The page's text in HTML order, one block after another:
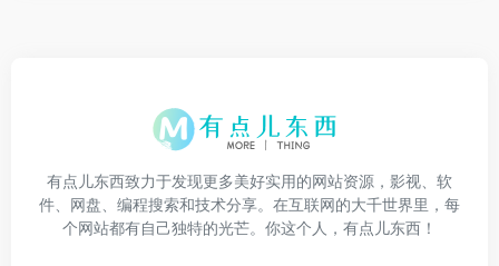
有点儿东西致力于发现更多美好实用的网站资源，影视、软
件、网盘、编程搜索和技术分享。在互联网的大千世界里，每
个网站都有自己独特的光芒。你这个人，有点儿东西！